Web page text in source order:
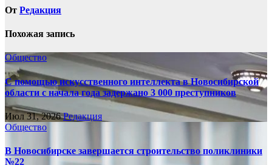
От Редакция
Похожая запись
Общество
С помощью искусственного интеллекта в Новосибирской
области с начала года задержано 3 000 преступников
Июл 31, 2026Редакция
Общество
В Новосибирске завершается строительство поликлиники
№22